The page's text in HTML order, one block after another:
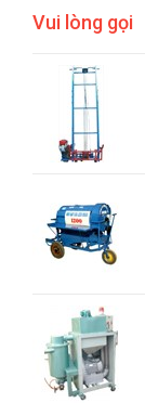
Vui lòng gọi